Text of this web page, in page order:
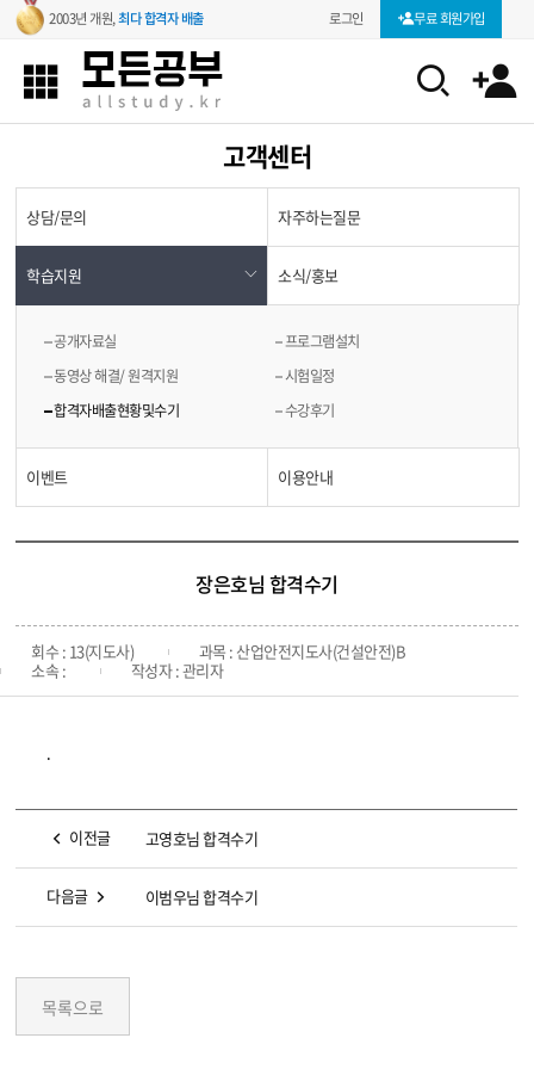
2003년 개원,최다 합격자 배출 로그인 무료 회원가입
고객센터
상담/문의 자주하는질문
학습지원
공개자료실
프로그램설치
동영상 해결/ 원격지원
시험일정
합격자배출현황및수기
수강후기
소식/홍보
이벤트 이용안내
장은호님 합격수기
회수 : 13(지도사)
과목 : 산업안전지도사(건설안전)B
소속 :
작성자 : 관리자
.
이전글 고영호님 합격수기
다음글 이범우님 합격수기